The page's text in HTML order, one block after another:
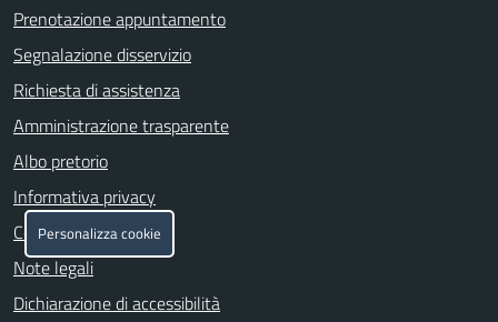
Prenotazione appuntamento
Segnalazione disservizio
Richiesta di assistenza
Amministrazione trasparente
Albo pretorio
Informativa privacy
Cookie policy
Note legali
Dichiarazione di accessibilità
Personalizza cookie